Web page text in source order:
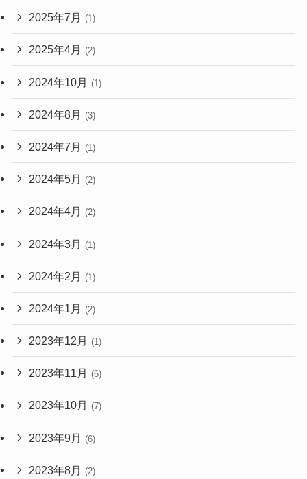
2025年7月 (1)
2025年4月 (2)
2024年10月 (1)
2024年8月 (3)
2024年7月 (1)
2024年5月 (2)
2024年4月 (2)
2024年3月 (1)
2024年2月 (1)
2024年1月 (2)
2023年12月 (1)
2023年11月 (6)
2023年10月 (7)
2023年9月 (6)
2023年8月 (2)